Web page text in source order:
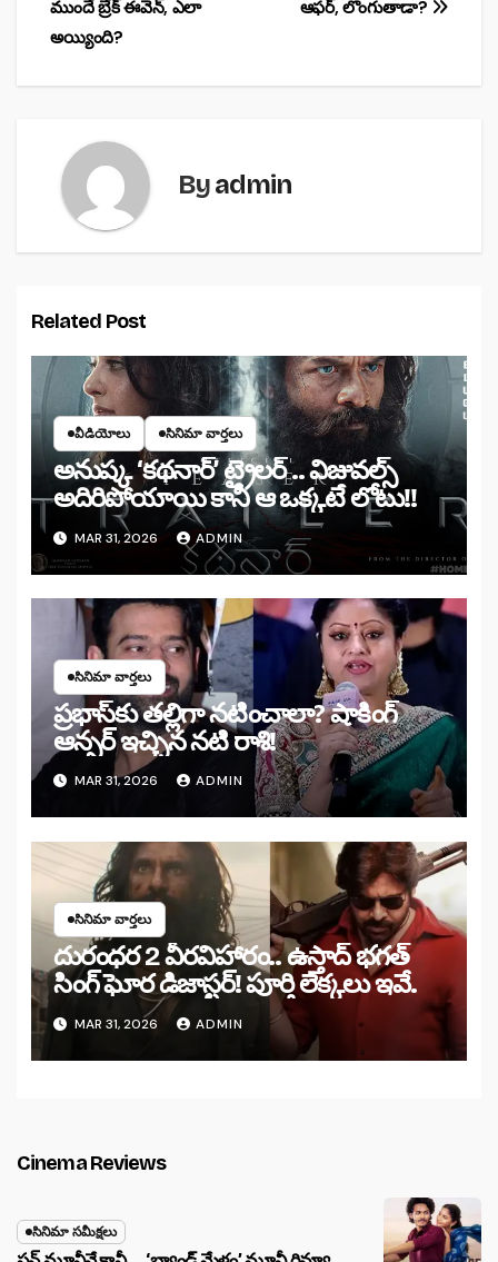
o
o p
navigation
ఆఫర్, లొంగుతాడా?
ముందే బ్రేక్ ఈవెన్, ఎలా
అయ్యింది?
Byadmin
Related Post
వీడియోలు సినిమా వార్తలు
అనుష్క ‘కథనార్’ ట్రైలర్ .. విజువల్స్
అదిరిపోయాయి కానీ ఆ ఒక్కటే లోటు!!
MAR 31, 2026 ADMIN
సినిమా వార్తలు
ప్రభాస్‌కు తల్లిగా నటించాలా? షాకింగ్
ఆన్సర్ ఇచ్చిన నటి రాశి!
MAR 31, 2026 ADMIN
సినిమా వార్తలు
దురంధర 2 వీరవిహారం.. ఉస్తాద్ భగత్
సింగ్ ఘోర డిజాస్టర్! పూర్తి లెక్కలు ఇవే.
MAR 31, 2026 ADMIN
Cinema Reviews
సినిమా సమీక్షలు